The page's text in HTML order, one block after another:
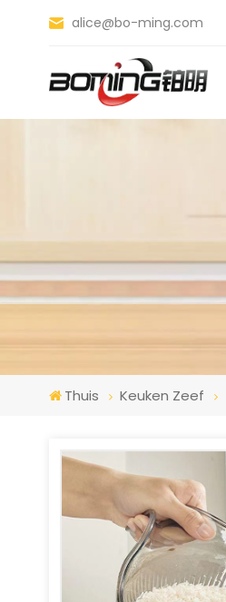
alice@bo-ming.com
Thuis Keuken Zeef